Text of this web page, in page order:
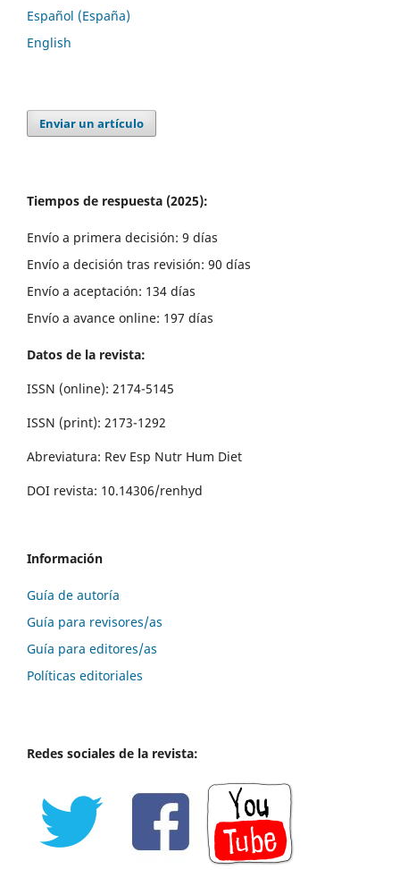
Español (España)
English
Enviar un artículo
Tiempos de respuesta (2025):
Envío a primera decisión: 9 días
Envío a decisión tras revisión: 90 días
Envío a aceptación: 134 días
Envío a avance online: 197 días
Datos de la revista:
ISSN (online): 2174-5145
ISSN (print): 2173-1292
Abreviatura: Rev Esp Nutr Hum Diet
DOI revista: 10.14306/renhyd
Información
Guía de autoría
Guía para revisores/as
Guía para editores/as
Políticas editoriales
Redes sociales de la revista: